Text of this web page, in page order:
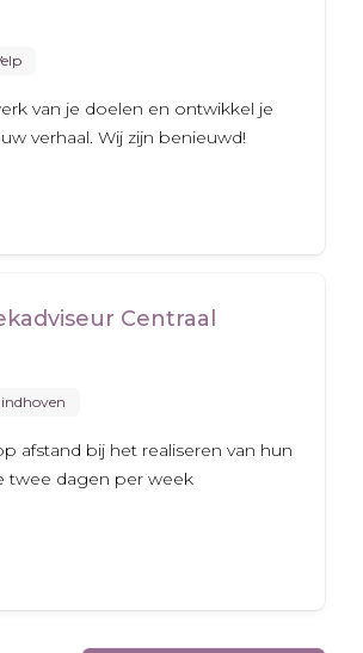
van je doelen en ontwikkel je
verhaal. Wij zijn benieuwd!
Centraal
afstand bij het realiseren van hun
twee dagen per week